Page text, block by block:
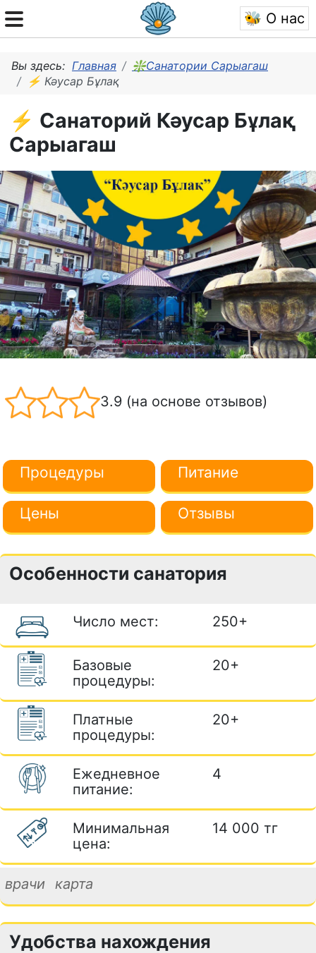
🐝 О нас
Вы здесь: Главная
❇Санатории Сарыагаш
⚡ Кәусар Бұлақ
⚡ Санаторий Кәусар Бұлақ
Сарыагаш
3.9 (на основе отзывов)
Процедуры Питание
Цены Отзывы
Особенности санатория
Число мест: 250+
Базовые
процедуры:
20+
Платные
процедуры:
20+
Ежедневное
питание:
4
Минимальная
цена:
14 000 тг
врачи карта
Удобства нахождения